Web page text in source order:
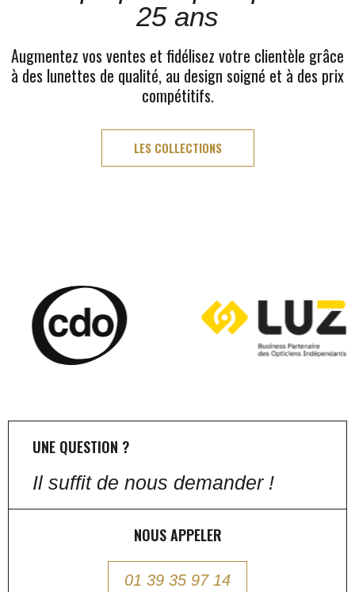
25 ans
Augmentez vos ventes et fidélisez votre clientèle grâce
à des lunettes de qualité, au design soigné et à des prix
compétitifs.
LES COLLECTIONS
UNE QUESTION ?
Il suffit de nous demander !
NOUS APPELER
01 39 35 97 14